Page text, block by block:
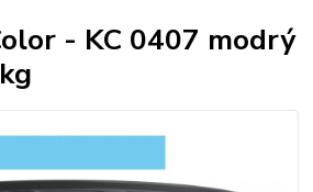
- KC 0407 modrý